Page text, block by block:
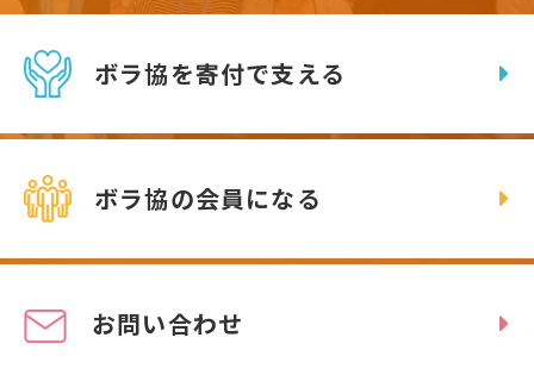
ボラ協を寄付で支える
ボラ協の会員になる
お問い合わせ